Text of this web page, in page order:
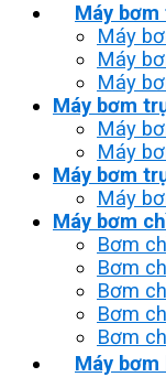
Máy
Máy
Máy
Máy
Máy bơm
Máy
Máy
Máy bơm
Máy
Máy bơm
Bơm
Bơm
Bơm
Bơm
Bơm
Máy